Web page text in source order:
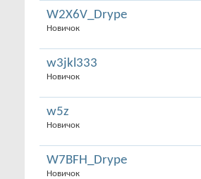
W2X6V_Drype
Новичок
w3jkl333
Новичок
w5z
Новичок
W7BFH_Drype
Новичок